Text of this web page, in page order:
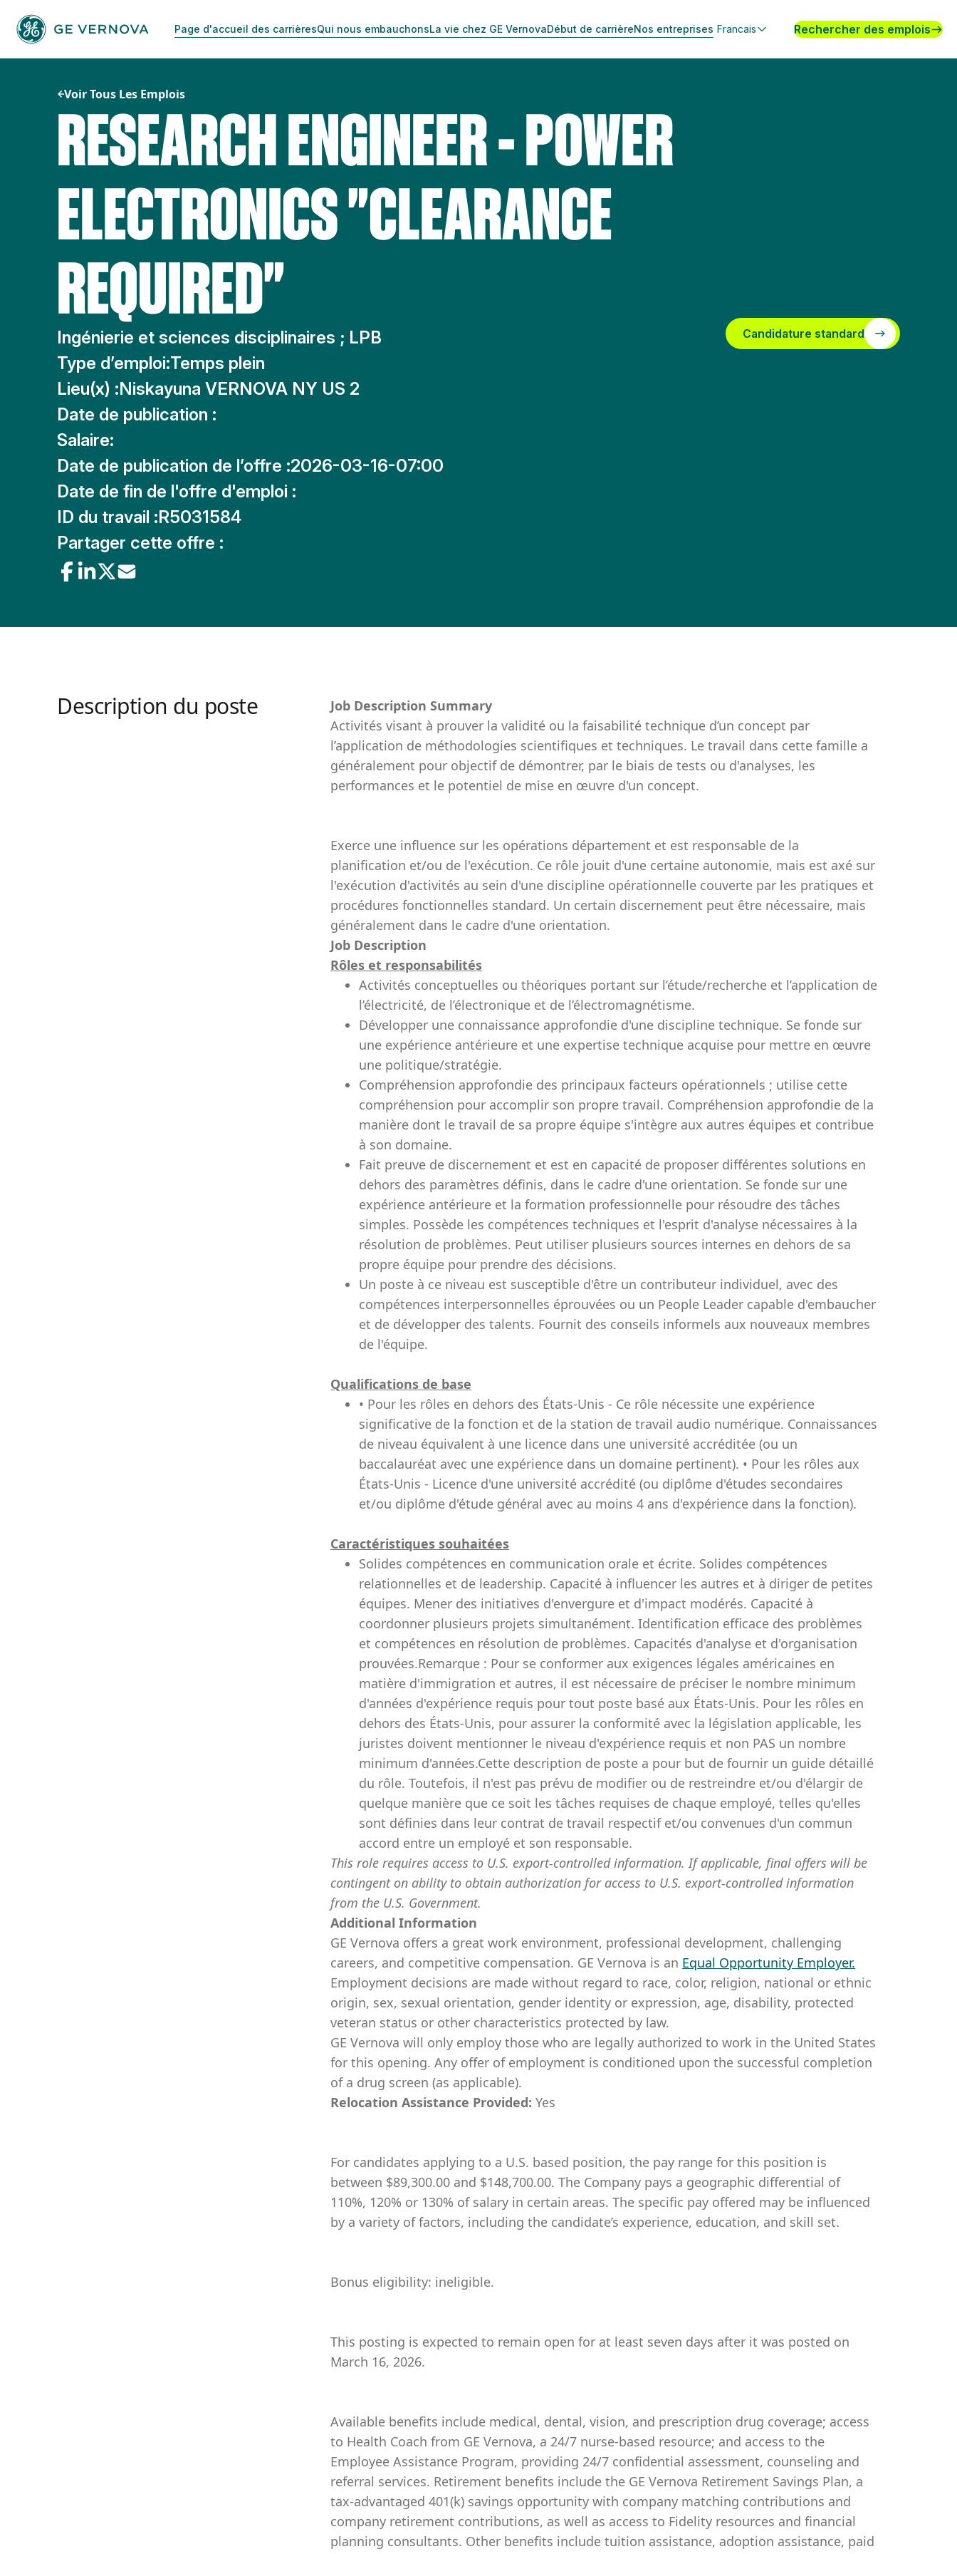
contenu
Page d'accueil des carrièresQui nous embauchonsLa vie chez GE VernovaDébut de carrièreNos entreprises Francais Rechercher des emplois
Voir Tous Les Emplois
RESEARCH ENGINEER - POWER
ELECTRONICS "CLEARANCE
REQUIRED"
Ingénierie et sciences disciplinaires ; LPB
Type d’emploi:Temps plein
Lieu(x) :Niskayuna VERNOVA NY US 2
Date de publication :
Salaire:
Date de publication de l’offre :2026-03-16-07:00
Date de fin de l'offre d'emploi :
ID du travail :R5031584
Partager cette offre :
Candidature standard
Description du poste
Job Description Summary
Activités visant à prouver la validité ou la faisabilité technique d’un concept par
l’application de méthodologies scientifiques et techniques. Le travail dans cette famille a
généralement pour objectif de démontrer, par le biais de tests ou d'analyses, les
performances et le potentiel de mise en œuvre d'un concept.
Exerce une influence sur les opérations département et est responsable de la
planification et/ou de l'exécution. Ce rôle jouit d'une certaine autonomie, mais est axé sur
l'exécution d'activités au sein d'une discipline opérationnelle couverte par les pratiques et
procédures fonctionnelles standard. Un certain discernement peut être nécessaire, mais
généralement dans le cadre d'une orientation.
Job Description
Rôles et responsabilités
Activités conceptuelles ou théoriques portant sur l’étude/recherche et l’application de
l’électricité, de l’électronique et de l’électromagnétisme.
Développer une connaissance approfondie d'une discipline technique. Se fonde sur
une expérience antérieure et une expertise technique acquise pour mettre en œuvre
une politique/stratégie.
Compréhension approfondie des principaux facteurs opérationnels ; utilise cette
compréhension pour accomplir son propre travail. Compréhension approfondie de la
manière dont le travail de sa propre équipe s'intègre aux autres équipes et contribue
à son domaine.
Fait preuve de discernement et est en capacité de proposer différentes solutions en
dehors des paramètres définis, dans le cadre d'une orientation. Se fonde sur une
expérience antérieure et la formation professionnelle pour résoudre des tâches
simples. Possède les compétences techniques et l'esprit d'analyse nécessaires à la
résolution de problèmes. Peut utiliser plusieurs sources internes en dehors de sa
propre équipe pour prendre des décisions.
Un poste à ce niveau est susceptible d'être un contributeur individuel, avec des
compétences interpersonnelles éprouvées ou un People Leader capable d'embaucher
et de développer des talents. Fournit des conseils informels aux nouveaux membres
de l'équipe.
Qualifications de base
• Pour les rôles en dehors des États-Unis - Ce rôle nécessite une expérience
significative de la fonction et de la station de travail audio numérique. Connaissances
de niveau équivalent à une licence dans une université accréditée (ou un
baccalauréat avec une expérience dans un domaine pertinent). • Pour les rôles aux
États-Unis - Licence d'une université accrédité (ou diplôme d'études secondaires
et/ou diplôme d'étude général avec au moins 4 ans d'expérience dans la fonction).
Caractéristiques souhaitées
Solides compétences en communication orale et écrite. Solides compétences
relationnelles et de leadership. Capacité à influencer les autres et à diriger de petites
équipes. Mener des initiatives d'envergure et d'impact modérés. Capacité à
coordonner plusieurs projets simultanément. Identification efficace des problèmes
et compétences en résolution de problèmes. Capacités d'analyse et d'organisation
prouvées.Remarque : Pour se conformer aux exigences légales américaines en
matière d'immigration et autres, il est nécessaire de préciser le nombre minimum
d'années d'expérience requis pour tout poste basé aux États-Unis. Pour les rôles en
dehors des États-Unis, pour assurer la conformité avec la législation applicable, les
juristes doivent mentionner le niveau d'expérience requis et non PAS un nombre
minimum d'années.Cette description de poste a pour but de fournir un guide détaillé
du rôle. Toutefois, il n'est pas prévu de modifier ou de restreindre et/ou d'élargir de
quelque manière que ce soit les tâches requises de chaque employé, telles qu'elles
sont définies dans leur contrat de travail respectif et/ou convenues d'un commun
accord entre un employé et son responsable.
This role requires access to U.S. export-controlled information. If applicable, final offers will be
contingent on ability to obtain authorization for access to U.S. export-controlled information
from the U.S. Government.
Additional Information
GE Vernova offers a great work environment, professional development, challenging
careers, and competitive compensation. GE Vernova is an Equal Opportunity Employer.
Employment decisions are made without regard to race, color, religion, national or ethnic
origin, sex, sexual orientation, gender identity or expression, age, disability, protected
veteran status or other characteristics protected by law.
GE Vernova will only employ those who are legally authorized to work in the United States
for this opening. Any offer of employment is conditioned upon the successful completion
of a drug screen (as applicable).
Relocation Assistance Provided: Yes
For candidates applying to a U.S. based position, the pay range for this position is
between $89,300.00 and $148,700.00. The Company pays a geographic differential of
110%, 120% or 130% of salary in certain areas. The specific pay offered may be influenced
by a variety of factors, including the candidate’s experience, education, and skill set.
Bonus eligibility: ineligible.
This posting is expected to remain open for at least seven days after it was posted on
March 16, 2026.
Available benefits include medical, dental, vision, and prescription drug coverage; access
to Health Coach from GE Vernova, a 24/7 nurse-based resource; and access to the
Employee Assistance Program, providing 24/7 confidential assessment, counseling and
referral services. Retirement benefits include the GE Vernova Retirement Savings Plan, a
tax-advantaged 401(k) savings opportunity with company matching contributions and
company retirement contributions, as well as access to Fidelity resources and financial
planning consultants. Other benefits include tuition assistance, adoption assistance, paid